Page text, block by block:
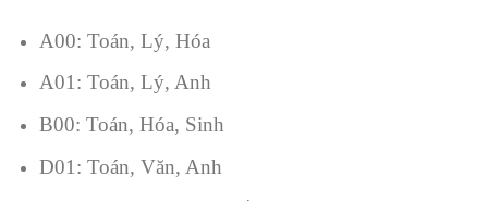
A00: Toán, Lý, Hóa
A01: Toán, Lý, Anh
B00: Toán, Hóa, Sinh
D01: Toán, Văn, Anh